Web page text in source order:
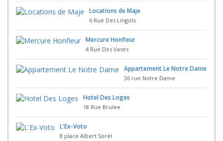
Locations de Maje
6 Rue Des Lingots
Mercure Honfleur
4 Rue Des Vases
Appartement Le Notre Dame
36 rue Notre Dame
Hotel Des Loges
18 Rue Brulee
L'Ex-Voto
8 place Albert Sorel